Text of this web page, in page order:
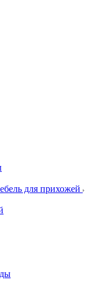
для прихожей